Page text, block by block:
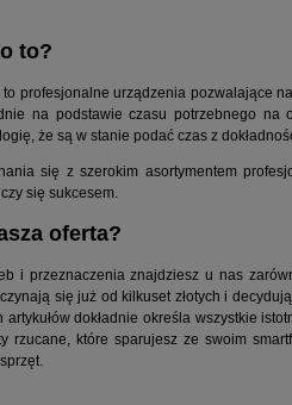
to?
profesjonalne urządzenia pozwalające
na podstawie czasu potrzebnego
że są w stanie podać czas z
się z szerokim asortymentem
się sukcesem.
oferta?
i przeznaczenia znajdziesz u nas
się już od kilkuset złotych i
artykułów dokładnie określa wszystkie
rzucane, które sparujesz ze swoim